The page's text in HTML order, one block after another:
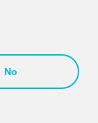
No